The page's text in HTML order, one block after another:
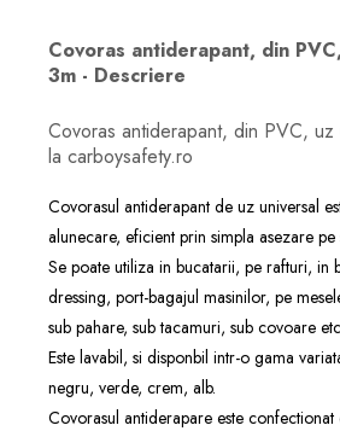
Covoras antiderapant, din
3m - Descriere
Covoras antiderapant, din PVC,
la carboysafety.ro
Covorasul antiderapant de uz universal
alunecare, eficient prin simpla asezare
Se poate utiliza in bucatarii, pe rafturi, in
dressing, port-bagajul masinilor, pe
sub pahare, sub tacamuri, sub covoare
Este lavabil, si disponbil intr-o gama
negru, verde, crem, alb.
Covorasul antiderapare este